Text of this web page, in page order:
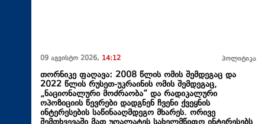
09 აგვისტო 2026, 14:12 პოლიტიკა
თორნიკე ფაღავა: 2008 წლის ომის შემდეგაც და
2022 წლის რუსეთ-უკრაინის ომის შემდეგაც,
„ნაციონალური მოძრაობა“ და რადიკალური
ოპოზიციის წევრები დადგნენ ჩვენი ქვეყნის
ინტერესების საწინააღმდეგო მხარეს. ორივე